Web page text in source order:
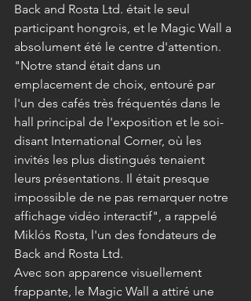
Back and Rosta Ltd. était le seul
participant hongrois, et le Magic Wall a
absolument été le centre d'attention.
"Notre stand était dans un
emplacement de choix, entouré par
l'un des cafés très fréquentés dans le
hall principal de l'exposition et le soi-
disant International Corner, où les
invités les plus distingués tenaient
leurs présentations. Il était presque
impossible de ne pas remarquer notre
affichage vidéo interactif", a rappelé
Miklós Rosta, l'un des fondateurs de
Back and Rosta Ltd.
Avec son apparence visuellement
frappante, le Magic Wall a attiré une